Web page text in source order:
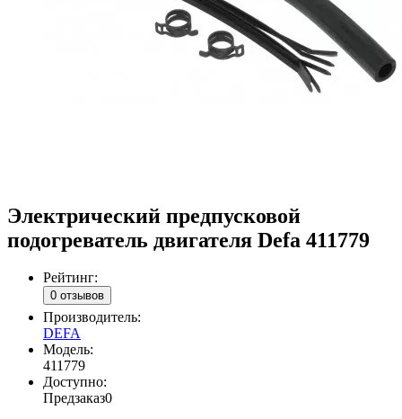
Электрический предпусковой
подогреватель двигателя Defa 411779
Рейтинг:
0 отзывов
Производитель:
DEFA
Модель:
411779
Доступно:
Предзаказ0